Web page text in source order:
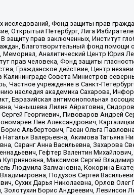
Фонд защиты прав
Открытый Петербург, Лига
прав заключенных, Институт
Благотворительный фонд помощи
Мемориал, Аналитический Центр Юрия
прав человека, Фонд защиты
Гражданское действие, Центр
Совета Министров
Частное учреждение в Санкт-
наследия академика Сахарова,
Евразийская антимонопольная
Чанышева Лилия Айратовна,
Георгиевич, Пивоваров Андрей
Лев Александрович,
Альбертович, Гасан Ольга
Валерьевна, Акимова Татьяна
Саранг Анна Васильевна, Захарова
Гефтер Валентин
Максимов Сергей
Людмила Залмановна, Кокорина
Подузов Сергей
Сухих Дарья Николаевна, Орлов Олег
Борис Андреевич, Левинсон